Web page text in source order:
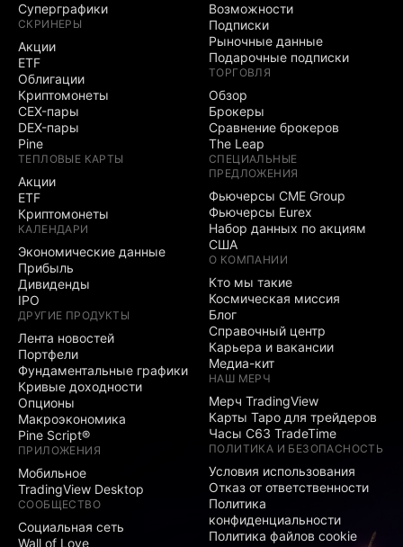
Суперграфики
СКРИНЕРЫ
Акции
ETF
Облигации
Криптомонеты
CEX-пары
DEX-пары
Pine
ТЕПЛОВЫЕ КАРТЫ
Акции
ETF
Криптомонеты
КАЛЕНДАРИ
Экономические данные
Прибыль
Дивиденды
IPO
ДРУГИЕ ПРОДУКТЫ
Лента новостей
Портфели
Фундаментальные графики
Кривые доходности
Опционы
Макроэкономика
Pine Script®
ПРИЛОЖЕНИЯ
Мобильное
TradingView Desktop
СООБЩЕСТВО
Социальная сеть
Wall of Love
Возможности
Подписки
Рыночные данные
Подарочные подписки
ТОРГОВЛЯ
Обзор
Брокеры
Сравнение брокеров
The Leap
СПЕЦИАЛЬНЫЕ
ПРЕДЛОЖЕНИЯ
Фьючерсы CME Group
Фьючерсы Eurex
Набор данных по акциям
США
О КОМПАНИИ
Кто мы такие
Космическая миссия
Блог
Справочный центр
Карьера и вакансии
Медиа-кит
НАШ МЕРЧ
Мерч TradingView
Карты Таро для трейдеров
Часы C63 TradeTime
ПОЛИТИКА И БЕЗОПАСНОСТЬ
Условия использования
Отказ от ответственности
Политика
конфиденциальности
Политика файлов cookie